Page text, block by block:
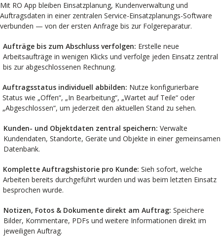
Mit RO App bleiben Einsatzplanung, Kundenverwaltung und
Auftragsdaten in einer zentralen Service-Einsatzplanungs-Software
verbunden — von der ersten Anfrage bis zur Folgereparatur.
Aufträge bis zum Abschluss verfolgen: Erstelle neue
Arbeitsaufträge in wenigen Klicks und verfolge jeden Einsatz zentral
bis zur abgeschlossenen Rechnung.
Auftragsstatus individuell abbilden: Nutze konfigurierbare
Status wie „Offen“, „In Bearbeitung“, „Wartet auf Teile“ oder
„Abgeschlossen“, um jederzeit den aktuellen Stand zu sehen.
Kunden- und Objektdaten zentral speichern: Verwalte
Kundendaten, Standorte, Geräte und Objekte in einer gemeinsamen
Datenbank.
Komplette Auftragshistorie pro Kunde: Sieh sofort, welche
Arbeiten bereits durchgeführt wurden und was beim letzten Einsatz
besprochen wurde.
Notizen, Fotos & Dokumente direkt am Auftrag: Speichere
Bilder, Kommentare, PDFs und weitere Informationen direkt im
jeweiligen Auftrag.